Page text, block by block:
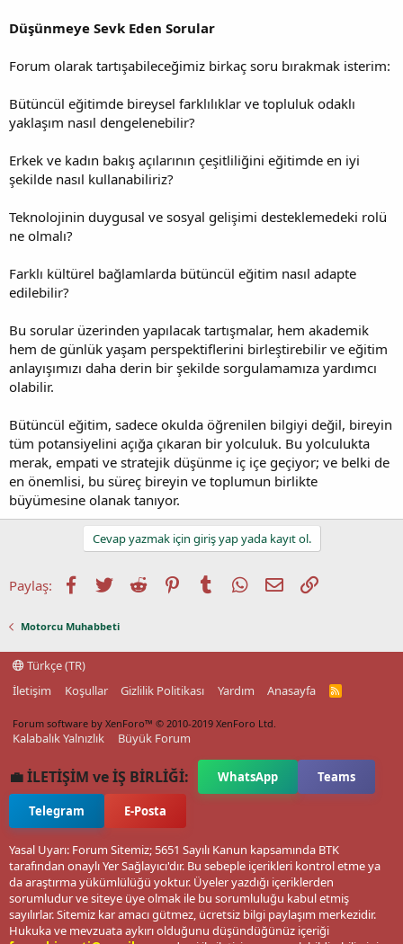
Düşünmeye Sevk Eden Sorular
Forum olarak tartışabileceğimiz birkaç soru bırakmak isterim:
Bütüncül eğitimde bireysel farklılıklar ve topluluk odaklı
yaklaşım nasıl dengelenebilir?
Erkek ve kadın bakış açılarının çeşitliliğini eğitimde en iyi
şekilde nasıl kullanabiliriz?
Teknolojinin duygusal ve sosyal gelişimi desteklemedeki rolü
ne olmalı?
Farklı kültürel bağlamlarda bütüncül eğitim nasıl adapte
edilebilir?
Bu sorular üzerinden yapılacak tartışmalar, hem akademik
hem de günlük yaşam perspektiflerini birleştirebilir ve eğitim
anlayışımızı daha derin bir şekilde sorgulamamıza yardımcı
olabilir.
Bütüncül eğitim, sadece okulda öğrenilen bilgiyi değil, bireyin
tüm potansiyelini açığa çıkaran bir yolculuk. Bu yolculukta
merak, empati ve stratejik düşünme iç içe geçiyor; ve belki de
en önemlisi, bu süreç bireyin ve toplumun birlikte
büyümesine olanak tanıyor.
Cevap yazmak için giriş yap yada kayıt ol.
Paylaş: Facebook
TwitterReddit PinterestTumblrWhatsApp
E-postaLink
Motorcu Muhabbeti
Türkçe (TR)
İletişim
Koşullar Gizlilik Politikası Yardım Anasayfa
R
Forum software by XenForo™ © 2010-2019 XenForo Ltd.
Kalabalık Yalnızlık Büyük Forum
💼 İLETİŞİM ve İŞ BİRLİĞİ: WhatsApp Teams
Telegram E-Posta
Yasal Uyarı: Forum Sitemiz; 5651 Sayılı Kanun kapsamında BTK
tarafından onaylı Yer Sağlayıcı'dır. Bu sebeple içerikleri kontrol etme ya
da araştırma yükümlülüğü yoktur. Üyeler yazdığı içeriklerden
sorumludur ve siteye üye olmak ile bu sorumluluğu kabul etmiş
sayılırlar. Sitemiz kar amacı gütmez, ücretsiz bilgi paylaşım merkezidir.
Hukuka ve mevzuata aykırı olduğunu düşündüğünüz içeriği